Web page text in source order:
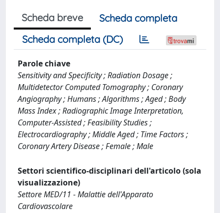
Scheda breve
Scheda completa
Scheda completa (DC)
Parole chiave
Sensitivity and Specificity ; Radiation Dosage ;
Multidetector Computed Tomography ; Coronary
Angiography ; Humans ; Algorithms ; Aged ; Body
Mass Index ; Radiographic Image Interpretation,
Computer-Assisted ; Feasibility Studies ;
Electrocardiography ; Middle Aged ; Time Factors ;
Coronary Artery Disease ; Female ; Male
Settori scientifico-disciplinari dell'articolo (sola
visualizzazione)
Settore MED/11 - Malattie dell'Apparato
Cardiovascolare